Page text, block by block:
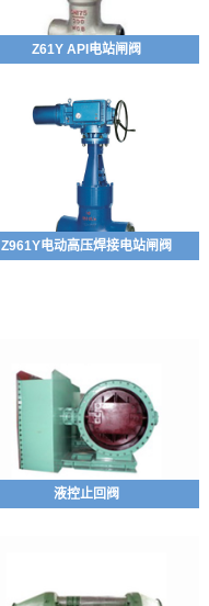
Z61Y API电站闸阀
Z961Y电动高压焊接电站闸阀
液控止回阀